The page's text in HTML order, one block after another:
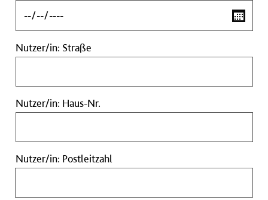
Geburtsdatum
Nutzer/in: Straße
Straße
Nutzer/in: Haus-Nr.
Haus-
Nutzer/in: Postleitzahl
Postleitzahl